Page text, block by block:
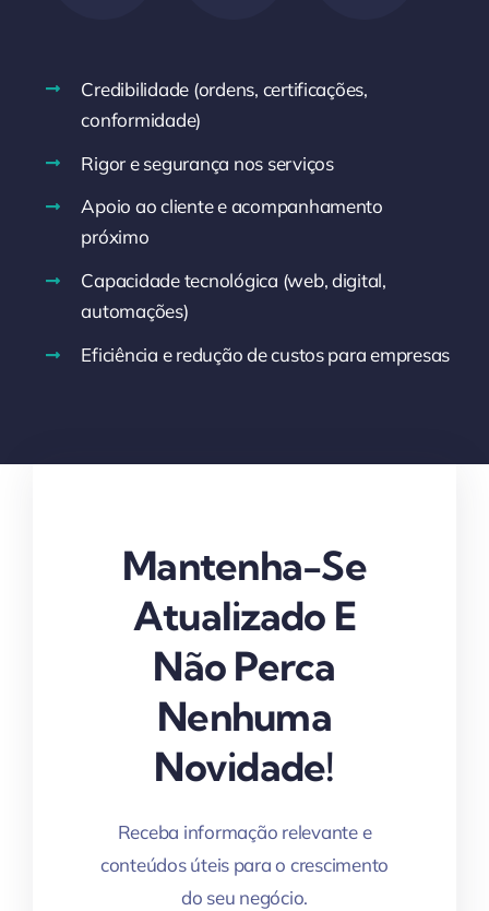
Credibilidade (ordens, certificações,
conformidade)
Rigor e segurança nos serviços
Apoio ao cliente e acompanhamento
próximo
Capacidade tecnológica (web, digital,
automações)
Eficiência e redução de custos para empresas
Mantenha-Se
Atualizado E
Não Perca
Nenhuma
Novidade!
Receba informação relevante e
conteúdos úteis para o crescimento
do seu negócio.